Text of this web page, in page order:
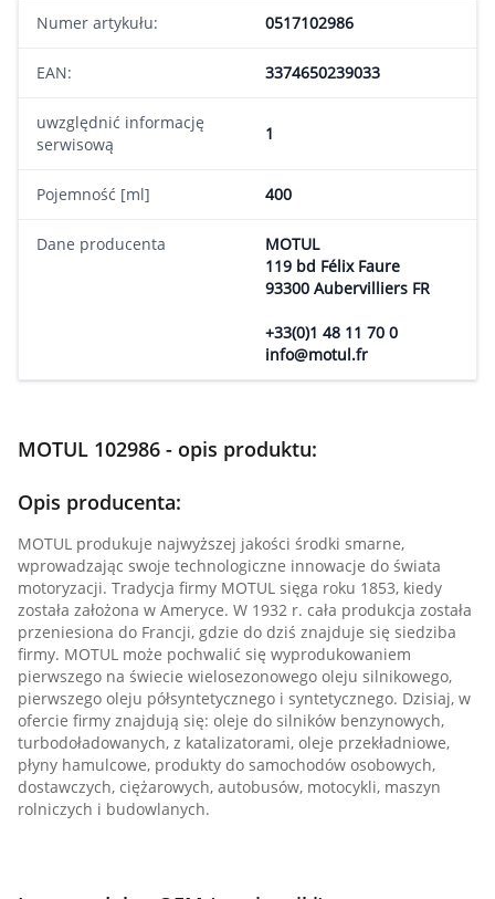
Numer artykułu: 0517102986
EAN: 3374650239033
uwzględnić informację
serwisową
1
Pojemność [ml] 400
Dane producenta
MOTUL
119 bd Félix Faure
93300 Aubervilliers FR
+33(0)1 48 11 70 0
info@motul.fr
MOTUL 102986 - opis produktu:
Opis producenta:
MOTUL produkuje najwyższej jakości środki smarne,
wprowadzając swoje technologiczne innowacje do świata
motoryzacji. Tradycja firmy MOTUL sięga roku 1853, kiedy
została założona w Ameryce. W 1932 r. cała produkcja została
przeniesiona do Francji, gdzie do dziś znajduje się siedziba
firmy. MOTUL może pochwalić się wyprodukowaniem
pierwszego na świecie wielosezonowego oleju silnikowego,
pierwszego oleju półsyntetycznego i syntetycznego. Dzisiaj, w
ofercie firmy znajdują się: oleje do silników benzynowych,
turbodoładowanych, z katalizatorami, oleje przekładniowe,
płyny hamulcowe, produkty do samochodów osobowych,
dostawczych, ciężarowych, autobusów, motocykli, maszyn
rolniczych i budowlanych.